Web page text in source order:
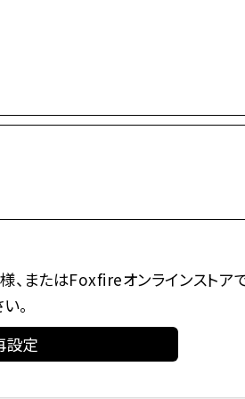
またはFoxfireオンラインストア
。
設定